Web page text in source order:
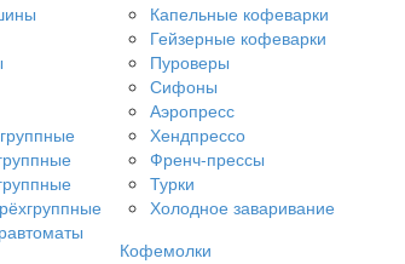
Капельные кофеварки
Гейзерные кофеварки
Пуроверы
Сифоны
Аэропресс
Хендпрессо
Френч-прессы
Турки
Холодное заваривание
Кофемолки